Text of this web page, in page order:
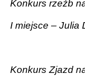
Konkurs rzeźb
I miejsce – Julia
Konkurs Zjazd